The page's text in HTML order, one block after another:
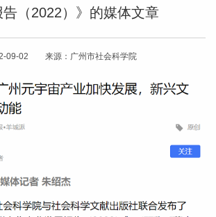
告（2022）》的媒体文章
09-02 来源：广州市社会科学院